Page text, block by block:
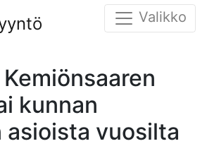
Valikko
kunnan
vuosilta